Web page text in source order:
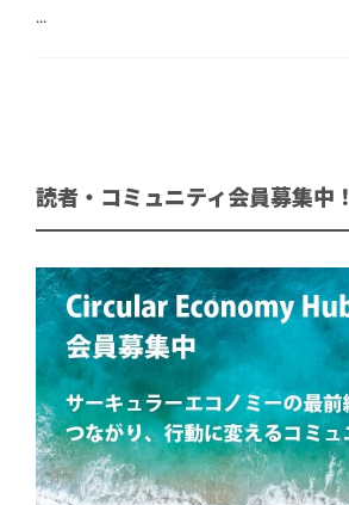
...
読者・コミュニティ会員募集中！